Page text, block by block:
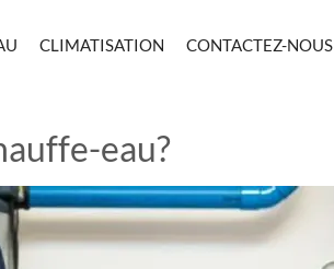
CLIMATISATION CONTACTEZ-NOUS
eau?